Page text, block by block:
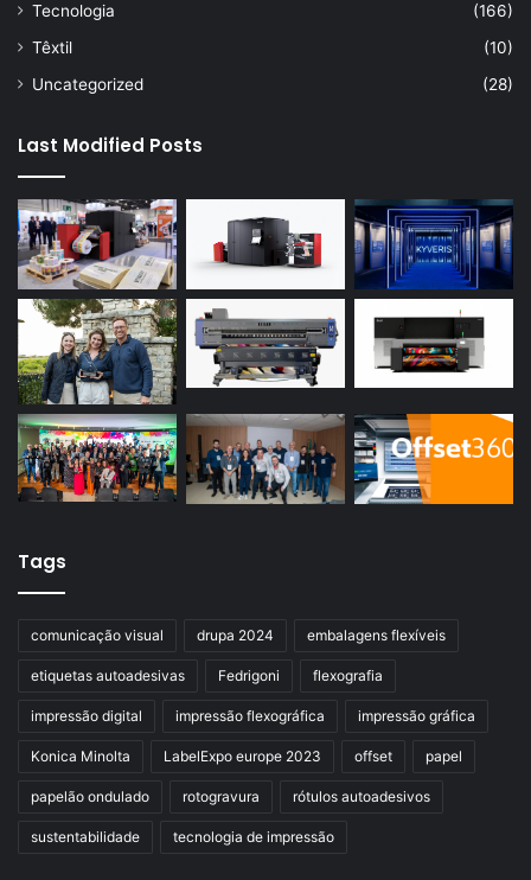
Tecnologia
(166)
Têxtil
(10)
Uncategorized
(28)
Last Modified Posts
Tags
comunicação visual drupa 2024 embalagens flexíveis
etiquetas autoadesivas Fedrigoni flexografia
impressão digital impressão flexográfica impressão gráfica
Konica Minolta LabelExpo europe 2023 offset papel
papelão ondulado rotogravura rótulos autoadesivos
sustentabilidade tecnologia de impressão